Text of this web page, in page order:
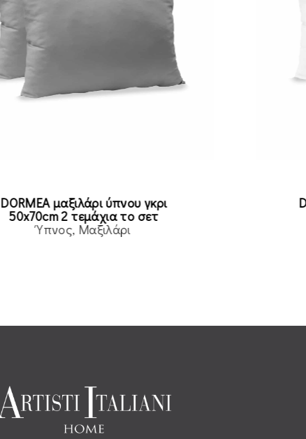
DORMEA μαξιλάρι ύπνου γκρι
50x70cm 2 τεμάχια το σετ
Ύπνος Μαξιλάρι